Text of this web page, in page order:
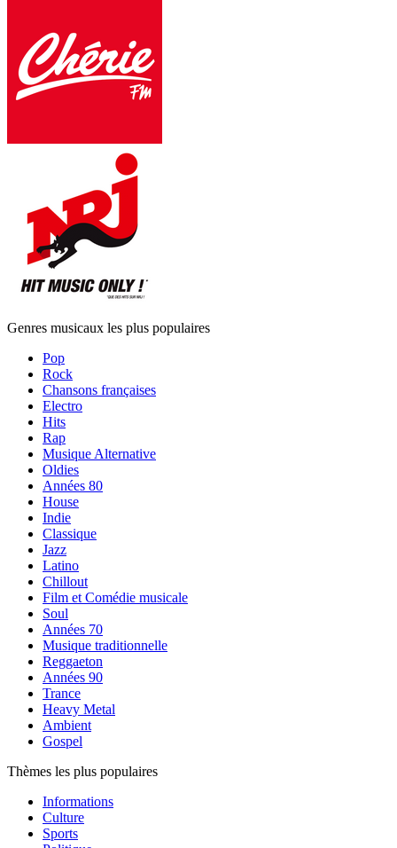
Genres musicaux les plus populaires
Pop
Rock
Chansons françaises
Electro
Hits
Rap
Musique Alternative
Oldies
Années 80
House
Indie
Classique
Jazz
Latino
Chillout
Film et Comédie musicale
Soul
Années 70
Musique traditionnelle
Reggaeton
Années 90
Trance
Heavy Metal
Ambient
Gospel
Thèmes les plus populaires
Informations
Culture
Sports